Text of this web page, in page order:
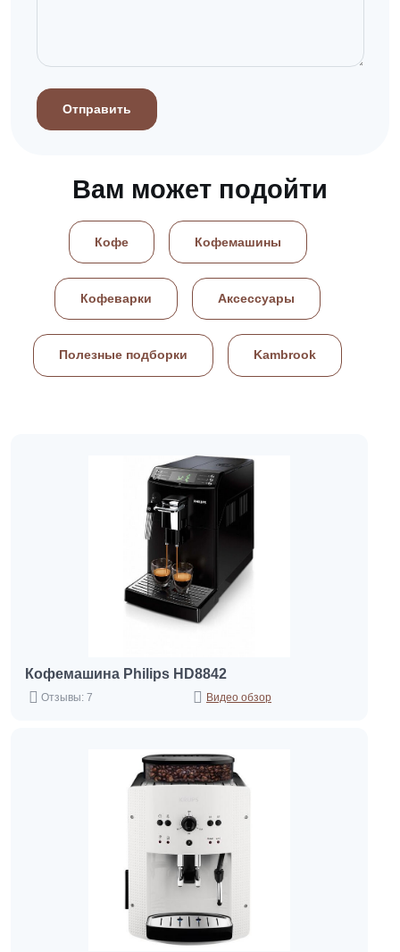
Отправить
Вам может подойти
Кофе Кофемашины
Кофеварки Аксессуары
Полезные подборки Kambrook
Кофемашина Philips HD8842
Отзывы: 7 Видео обзор